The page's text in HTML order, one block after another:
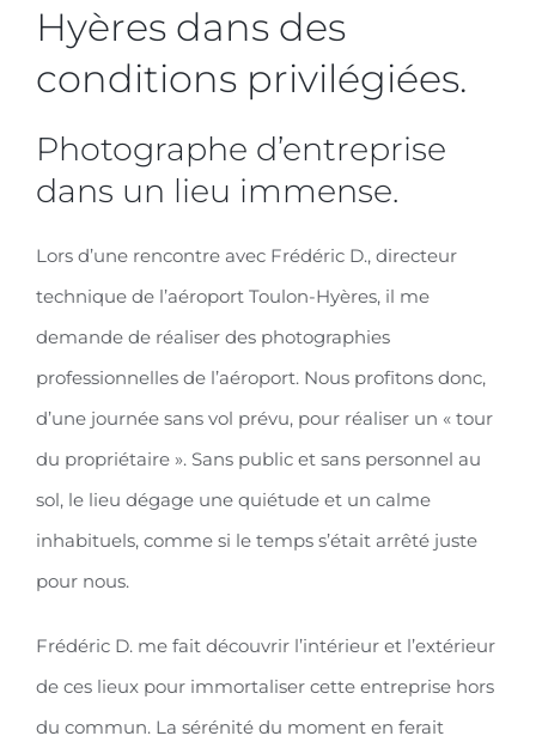
Hyères dans des
conditions privilégiées.
Photographe d’entreprise
dans un lieu immense.
Lors d’une rencontre avec Frédéric D., directeur
technique de l’aéroport Toulon-Hyères, il me
demande de réaliser des photographies
professionnelles de l’aéroport. Nous profitons donc,
d’une journée sans vol prévu, pour réaliser un « tour
du propriétaire ». Sans public et sans personnel au
sol, le lieu dégage une quiétude et un calme
inhabituels, comme si le temps s’était arrêté juste
pour nous.
Frédéric D. me fait découvrir l’intérieur et l’extérieur
de ces lieux pour immortaliser cette entreprise hors
du commun. La sérénité du moment en ferait